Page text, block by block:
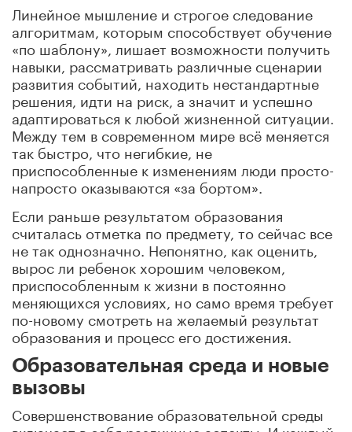
Линейное мышление и строгое следование
алгоритмам, которым способствует обучение
«по шаблону», лишает возможности получить
навыки, рассматривать различные сценарии
развития событий, находить нестандартные
решения, идти на риск, а значит и успешно
адаптироваться к любой жизненной ситуации.
Между тем в современном мире всё меняется
так быстро, что негибкие, не
приспособленные к изменениям люди просто-
напросто оказываются «за бортом».
Если раньше результатом образования
считалась отметка по предмету, то сейчас все
не так однозначно. Непонятно, как оценить,
вырос ли ребенок хорошим человеком,
приспособленным к жизни в постоянно
меняющихся условиях, но само время требует
по-новому смотреть на желаемый результат
образования и процесс его достижения.
Образовательная среда и новые
вызовы
Совершенствование образовательной среды